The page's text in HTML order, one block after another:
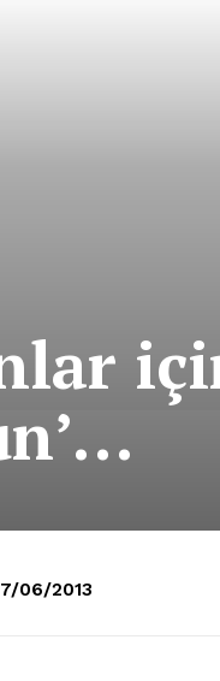
06/2013